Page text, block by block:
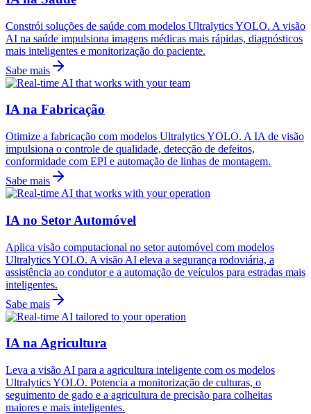
Constrói soluções de saúde com modelos Ultralytics YOLO. A visão
AI na saúde impulsiona imagens médicas mais rápidas, diagnósticos
mais inteligentes e monitorização do paciente.
Sabe mais
IA na Fabricação
Otimize a fabricação com modelos Ultralytics YOLO. A IA de visão
impulsiona o controle de qualidade, detecção de defeitos,
conformidade com EPI e automação de linhas de montagem.
Sabe mais
IA no Setor Automóvel
Aplica visão computacional no setor automóvel com modelos
Ultralytics YOLO. A visão AI eleva a segurança rodoviária, a
assistência ao condutor e a automação de veículos para estradas mais
inteligentes.
Sabe mais
IA na Agricultura
Leva a visão AI para a agricultura inteligente com os modelos
Ultralytics YOLO. Potencia a monitorização de culturas, o
seguimento de gado e a agricultura de precisão para colheitas
maiores e mais inteligentes.